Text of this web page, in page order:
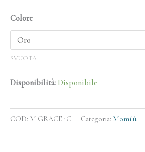
Colore
SVUOTA
Disponibilità: Disponibile
COD: M.GRACE.1C Categoria: Momilù